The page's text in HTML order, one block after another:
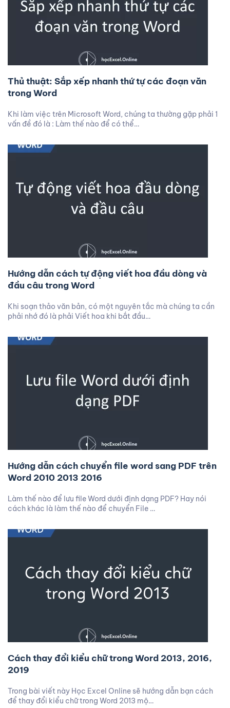
Thủ thuật: Sắp xếp nhanh thứ tự các đoạn văn
trong Word
Khi làm việc trên Microsoft Word, chúng ta thường gặp phải 1
vấn đề đó là : Làm thế nào để có thể…
Hướng dẫn cách tự động viết hoa đầu dòng và
đầu câu trong Word
Khi soạn thảo văn bản, có một nguyên tắc mà chúng ta cần
phải nhớ đó là phải Viết hoa khi bắt đầu…
Hướng dẫn cách chuyển file word sang PDF trên
Word 2010 2013 2016
Làm thế nào để lưu file Word dưới định dạng PDF? Hay nói
cách khác là làm thế nào để chuyển File …
Cách thay đổi kiểu chữ trong Word 2013, 2016,
2019
Trong bài viết này Học Excel Online sẽ hướng dẫn bạn cách
để thay đổi kiểu chữ trong Word 2013 mộ…